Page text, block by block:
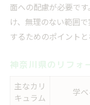
面への配慮が必要で
け、無理のない範囲
するためのポイントと
神奈川県のリフォ
主なカリ
キュラム
学